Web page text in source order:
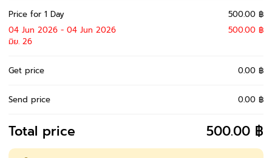
Price for 1 Day
500.00 ฿
04 Jun 2026 - 04 Jun 2026
500.00 ฿
มิย. 26
Get price 0.00 ฿
Send price 0.00 ฿
Total price 500.00 ฿